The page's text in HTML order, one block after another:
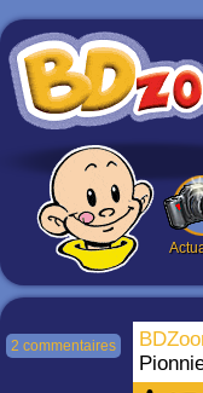
2 commentaires